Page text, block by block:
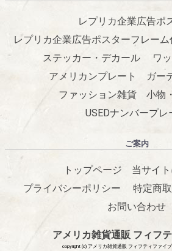
レプリカ企業広告ポ
レプリカ企業広告ポスターフレーム
ステッカー・デカール
ワ
アメリカンプレート
ガー
ファッション雑貨
小物
USEDナンバープレ
ご案内
トップページ
当サイ
プライバシーポリシー
特定商
お問い合わせ
アメリカ雑貨通販 フィフ
copyright (c) アメリカ雑貨通販 フィフティファイ